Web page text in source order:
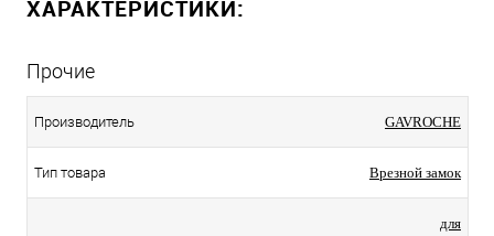
ХАРАКТЕРИСТИКИ:
Прочие
Производитель GAVROCHE
Тип товара Врезной замок
для